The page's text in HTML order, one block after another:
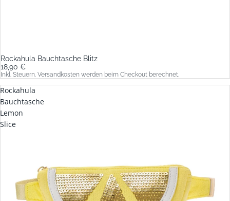
Rockahula Bauchtasche Blitz
18,90 €
Inkl. Steuern. Versandkosten werden beim Checkout berechnet.
Rockahula
Bauchtasche
Lemon
Slice